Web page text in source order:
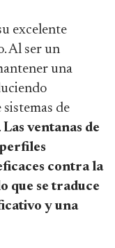
excelente
Al ser un
una
de
Las ventanas de
contra la
que se traduce
y una